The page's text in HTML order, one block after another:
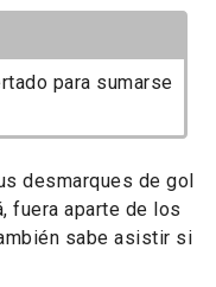
para sumarse
desmarques de gol
fuera aparte de los
sabe asistir si